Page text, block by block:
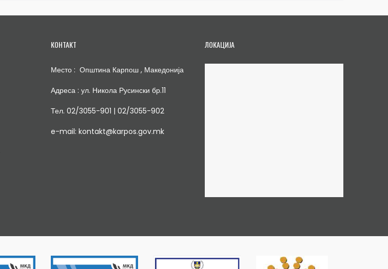
КОНТАКТ
Место : Општина Карпош , Македонија
Адреса : ул. Никола Русински бр.11
Тел. 02/3055-901 | 02/3055-902
e-mail: kontakt@karpos.gov.mk
ЛОКАЦИЈА